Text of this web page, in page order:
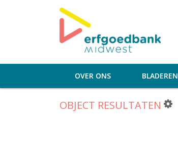
OVER ONS BLADEREN
OBJECT RESULTATEN